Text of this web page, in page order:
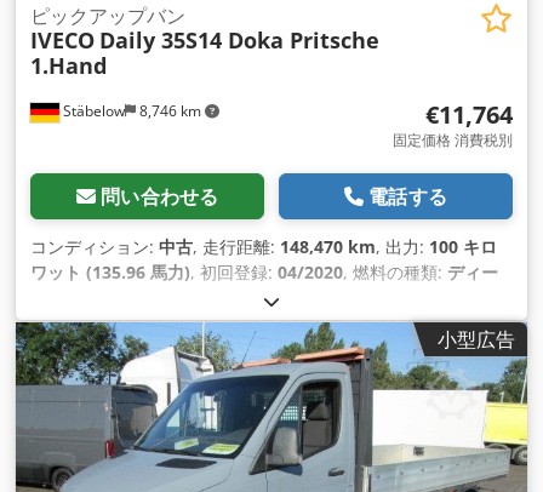
Stäbelow 8,746 km
ピックアップバン
IVECO Daily 35S14 Doka Pritsche
1.Hand
€11,764
固定価格 消費税別
問い合わせる 電話する
コンディション: 中古, 走行距離: 148,470 km, 出力: 100 キロ
ワット (135.96 馬力), 初回登録: 04/2020, 燃料の種類: ディー
3,500 kg（キログラム）
07/2026, 色:白色, 変速方式:機械式, 排出クラス:ユーロ6, 座席
数:7, 全長:6,085 mm, 全幅: 2,130 mm, 全高: 2,322 mm, 装
備:ABS（アンチロック・ブレーキ・システム）, セントラルロ
ック, パーキングヒーター, 事故に遭いました
小型広告